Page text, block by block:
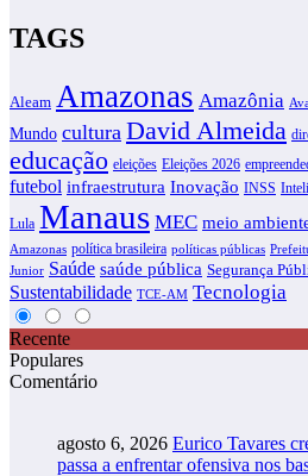
TAGS
Aleam Amazonas Amazônia
Mundo cultura David Almeida
educação eleições Eleições 2026
futebol infraestrutura Inovação INSS
Lula Manaus MEC meio
Amazonas política brasileira políticas públicas
Junior Saúde saúde pública Segurança
Sustentabilidade TCE-AM Tecnologia
Recente
Populares
Comentário
agosto 6, 2026 Eurico Tavares
passa a enfrentar ofensiva nos